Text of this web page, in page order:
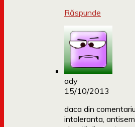
Răspunde
ady
15/10/2013
daca din
intoleranta,